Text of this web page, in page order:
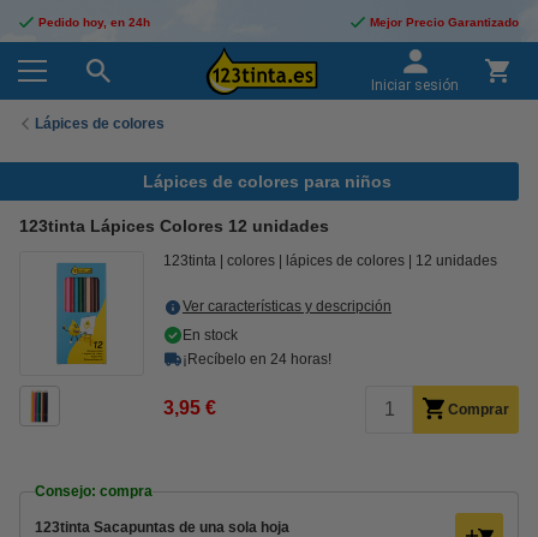
Pedido hoy, en 24h Mejor Precio Garantizado
Iniciar sesión
Lápices de colores
Lápices de colores para niños
123tinta Lápices Colores 12 unidades
123tinta colores lápices de colores 12 unidades
Ver características y descripción
En stock
¡Recíbelo en 24 horas!
3,95 € Comprar
Consejo: compra
123tinta Sacapuntas de una sola hoja